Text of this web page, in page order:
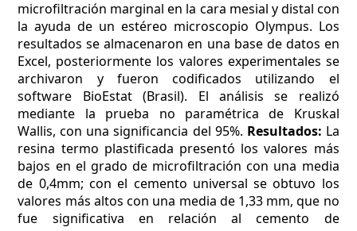
microfiltración marginal en la cara mesial y distal con
la ayuda de un estéreo microscopio Olympus. Los
resultados se almacenaron en una base de datos en
Excel, posteriormente los valores experimentales se
archivaron y fueron codificados utilizando el
software BioEstat (Brasil). El análisis se realizó
mediante la prueba no paramétrica de Kruskal
Wallis, con una significancia del 95%. Resultados: La
resina termo plastificada presentó los valores más
bajos en el grado de microfiltración con una media
de 0,4mm; con el cemento universal se obtuvo los
valores más altos con una media de 1,33 mm, que no
fue significativa en relación al cemento de